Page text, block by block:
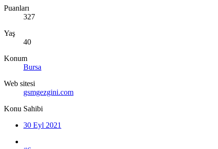
Puanları
327
Yaş
40
Konum
Bursa
Web sitesi
gsmgezgini.com
Konu Sahibi
30 Eyl 2021